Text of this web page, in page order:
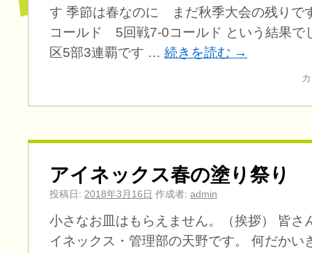
す 季節は春なのに まだ秋季大会の残り
コールド 5回戦7-0コールド という結果
区5部3連覇です … 続きを読む →
アイネックス春の塗り祭り
投稿日: 2018年3月16日 作成者: admin
小さなお皿はもらえません。（挨拶） 皆さ
イネックス・管理部の天野です。 何だかい